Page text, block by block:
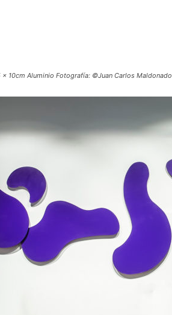
10cm Aluminio Fotografía: ©Juan Carlos Maldonado